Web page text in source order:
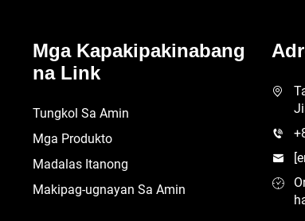
Mga Kapakipakinabang
na Link
Tungkol Sa Amin
Mga Produkto
Madalas Itanong
Makipag-ugnayan Sa Amin